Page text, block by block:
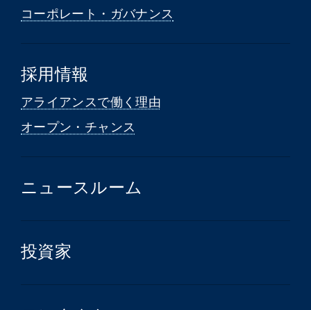
コーポレート・ガバナンス
採用情報
アライアンスで働く理由
オープン・チャンス
ニュースルーム
投資家